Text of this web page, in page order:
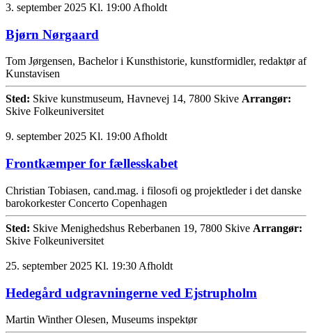
3. september 2025 Kl. 19:00 Afholdt
Bjørn Nørgaard
Tom Jørgensen, Bachelor i Kunsthistorie, kunstformidler, redaktør af
Kunstavisen
Sted: Skive kunstmuseum, Havnevej 14, 7800 Skive Arrangør:
Skive Folkeuniversitet
9. september 2025 Kl. 19:00Afholdt
Frontkæmper for fællesskabet
Christian Tobiasen, cand.mag. i filosofi og projektleder i det danske
barokorkester Concerto Copenhagen
Sted: Skive Menighedshus Reberbanen 19, 7800 Skive Arrangør:
Skive Folkeuniversitet
25. september 2025 Kl. 19:30 Afholdt
Hedegård udgravningerne ved Ejstrupholm
Martin Winther Olesen, Museums inspektør